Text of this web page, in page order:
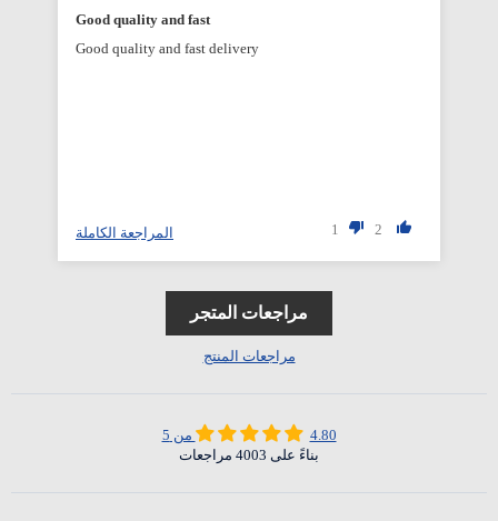
Good quality and fast
Good quality and fast delivery
2
1 المراجعة الكاملة
مراجعات المتجر
مراجعات المنتج
4.80 من 5
بناءً على 4003 مراجعات